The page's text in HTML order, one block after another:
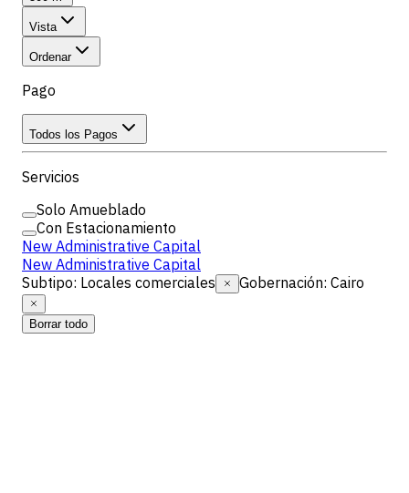
Vista
Ordenar
Pago
Todos los Pagos
Servicios
Solo Amueblado
Con Estacionamiento
New Administrative Capital
New Administrative Capital
Subtipo: Locales comerciales Gobernación: Cairo
Borrar todo